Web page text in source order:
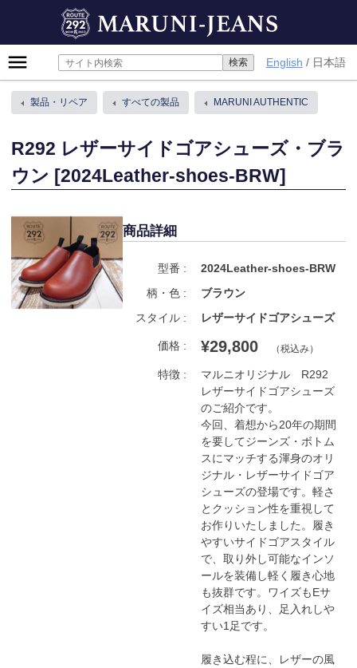
MARUNI-JEANS
English 日本語
Primary
Menu
製品・リペア すべての製品 MARUNI AUTHENTIC
R292 レザーサイドゴアシューズ・ブラ
ウン [2024Leather-shoes-BRW]
商品詳細
型番 :
2024Leather-shoes-BRW
柄・色 :
ブラウン
スタイル :
レザーサイドゴアシューズ
価格 : ¥29,800 （税込み）
特徴 :
マルニオリジナル　R292
レザーサイドゴアシューズ
のご紹介です。
今回、着想から20年の期間
を要してジーンズ・ボトム
スにマッチする渾身のオリ
ジナル・レザーサイドゴア
シューズの登場です。軽さ
とクッション性を重視して
お作りいたしました。履き
やすいサイドゴアスタイル
で、取り外し可能なインソ
ールを装備し軽く履き心地
も抜群です。ワイズもEサ
イズ相当あり、足入れしや
すい1足です。
履き込む程に、レザーの風